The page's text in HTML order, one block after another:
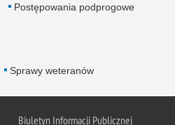
Postępowania podprogowe
Sprawy weteranów
Biuletyn Informacji Publicznej